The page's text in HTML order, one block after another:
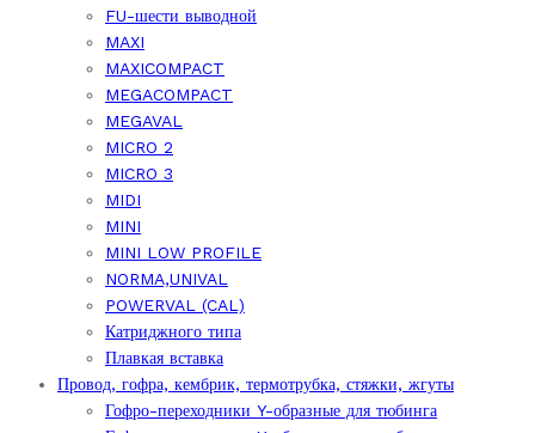
FU-шести выводной
MAXI
MAXICOMPACT
MEGACOMPACT
MEGAVAL
MICRO 2
MICRO 3
MIDI
MINI
MINI LOW PROFILE
NORMA,UNIVAL
POWERVAL (CAL)
Катриджного типа
Плавкая вставка
Провод, гофра, кембрик, термотрубка, стяжки, жгуты
Гофро-переходники Y-образные для тюбинга